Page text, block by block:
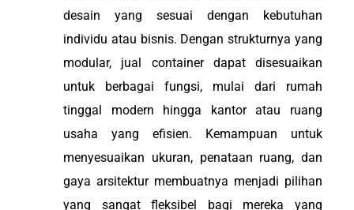
desain yang sesuai dengan kebutuhan
individu atau bisnis. Dengan strukturnya yang
modular, jual container dapat disesuaikan
untuk berbagai fungsi, mulai dari rumah
tinggal modern hingga kantor atau ruang
usaha yang efisien. Kemampuan untuk
menyesuaikan ukuran, penataan ruang, dan
gaya arsitektur membuatnya menjadi pilihan
yang sangat fleksibel bagi mereka yang